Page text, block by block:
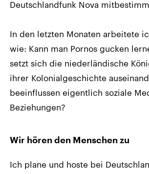
Deutschlandfunk Nova
In den letzten Monaten arbeitete
wie: Kann man Pornos gucken
setzt sich die niederländische
ihrer Kolonialgeschichte
beeinflussen eigentlich soziale
Beziehungen?
Wir hören den Menschen zu
Ich plane und hoste bei